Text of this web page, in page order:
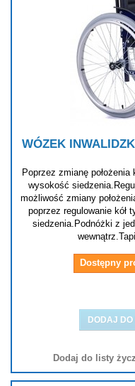
WÓZEK
Poprzez zmianę
wysokość
możliwość zmiany
poprzez regulowanie kół
siedzenia.Podnóżki z
Dostępny
DODAJ
Dodaj do listy